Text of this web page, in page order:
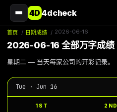
4D4dcheck
首页 / 日期成绩 / 2026-06-16
2026-06-16 全部万字成绩
星期二 — 当天每家公司的开彩记录。
Tue · Jun 16
1ST 2ND